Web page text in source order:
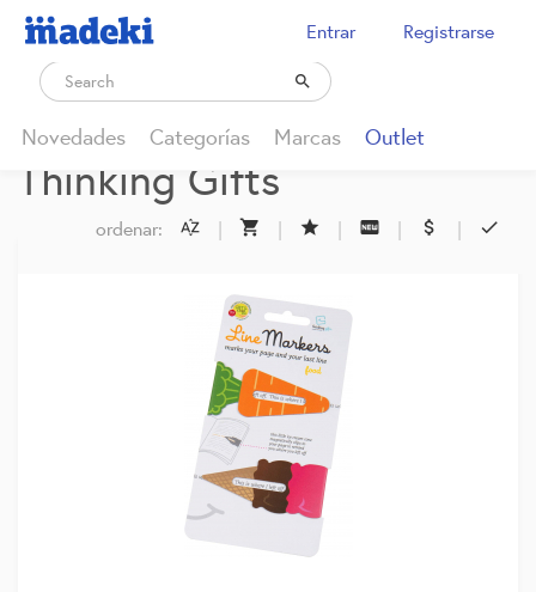
Entrar Registrarse

Novedades Categorías Marcas Outlet
Thinking Gifts
ordenar:  |  |  |  |  | 